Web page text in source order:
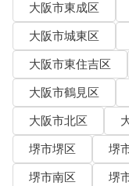
大阪市東成区
大阪市城東区
大阪市東住吉区
大阪市鶴見区
大阪市北区
堺市堺区
堺
堺市南区
堺